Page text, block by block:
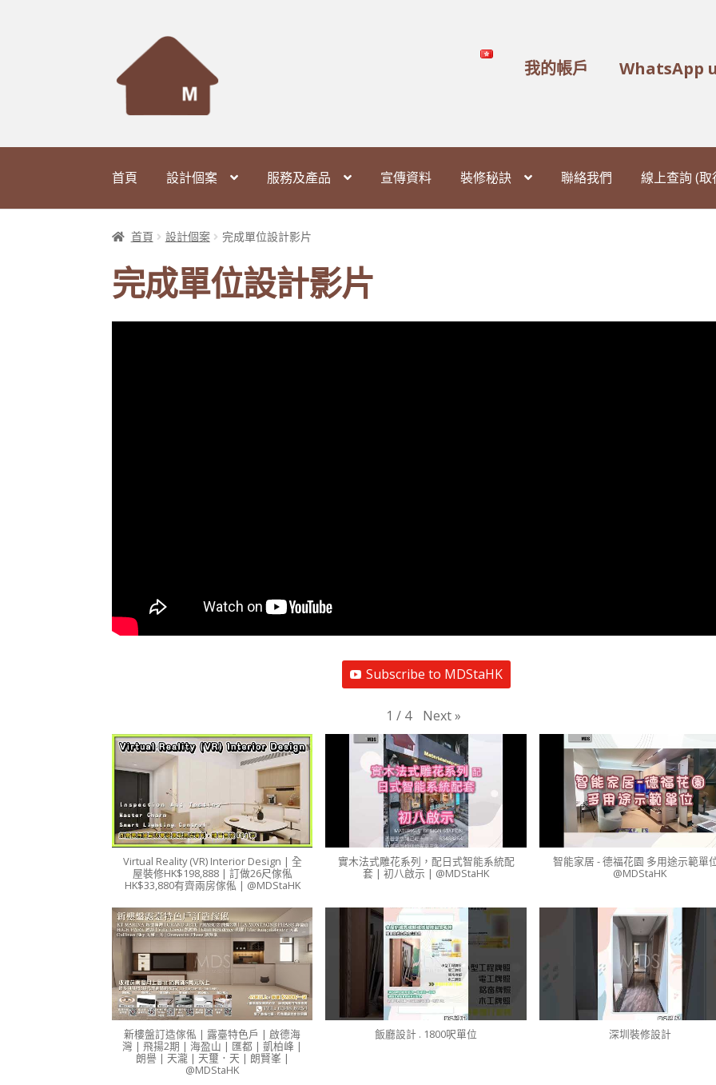
navigation
content
我的帳戶 WhatsApp
首頁 設計個案 服務及產品 宣傳資料 裝修秘訣 聯絡我們 線上查詢 (
首頁 設計個案 完成單位設計影片
完成單位設計影片
Subscribe to MDStaHK
1 / 4 Next»
Virtual Reality (VR) Interior Design | 全
屋裝修HK$198,888 | 訂做26尺傢俬
HK$33,880有齊兩房傢俬 | @MDStaHK
實木法式雕花系列，配日式智能系統配
套 | 初八啟示 | @MDStaHK
智能家居 - 德福花園 多用途示範單
@MDStaHK
新樓盤訂造傢俬 | 露臺特色戶 | 啟德海
灣 | 飛揚2期 | 海盈山 | 匯都 | 凱柏峰 |
朗譽 | 天瀧 | 天璽．天 | 朗賢峯 |
@MDStaHK
飯廳設計 . 1800呎單位 深圳裝修設計